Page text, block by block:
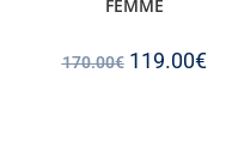
FEMME
170.00€ 119.00€